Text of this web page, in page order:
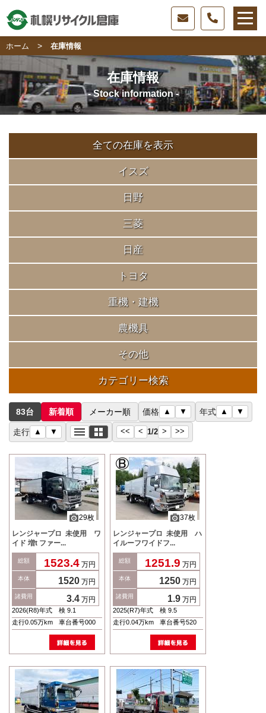
ホーム > 在庫情報
在庫情報
- Stock information -
全ての在庫を表示
イスズ
日野
三菱
日産
トヨタ
重機・建機
農機具
その他
カテゴリー検索
83台 新着順 メーカー順 価格 ▲ ▼ 年式 ▲ ▼
走行 ▲ ▼ << < 1/2 > >>